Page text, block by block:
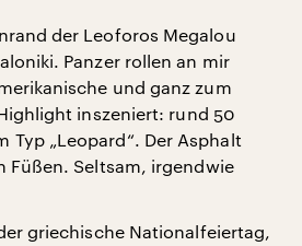
der Leoforos Megalou
Panzer rollen an mir
und ganz zum
inszeniert: rund 50
Typ „Leopard“. Der Asphalt
Füßen. Seltsam, irgendwie
griechische Nationalfeiertag,